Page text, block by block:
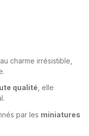
charme irrésistible,
qualité , elle
par les miniatures